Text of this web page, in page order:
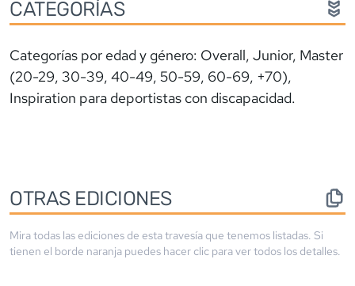
CATEGORÍAS
Categorías por edad y género: Overall, Junior, Master
(20-29, 30-39, 40-49, 50-59, 60-69, +70),
Inspiration para deportistas con discapacidad.
OTRAS EDICIONES
Mira todas las ediciones de esta travesía que tenemos listadas. Si
tienen el borde naranja puedes hacer clic para ver todos los detalles.